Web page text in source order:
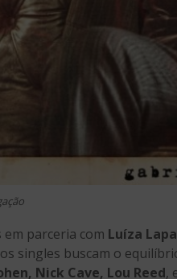
parceria com Luíza Lapa
singles buscam o
Nick Cave, Lou Reed,